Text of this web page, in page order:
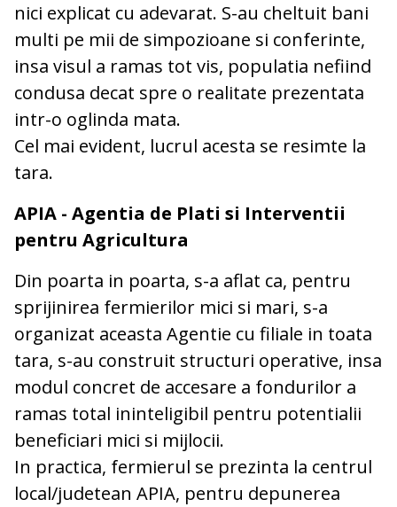
nici explicat cu adevarat. S-au cheltuit bani
multi pe mii de simpozioane si conferinte,
insa visul a ramas tot vis, populatia nefiind
condusa decat spre o realitate prezentata
intr-o oglinda mata.
Cel mai evident, lucrul acesta se resimte la
tara.
APIA - Agentia de Plati si Interventii
pentru Agricultura
Din poarta in poarta, s-a aflat ca, pentru
sprijinirea fermierilor mici si mari, s-a
organizat aceasta Agentie cu filiale in toata
tara, s-au construit structuri operative, insa
modul concret de accesare a fondurilor a
ramas total ininteligibil pentru potentialii
beneficiari mici si mijlocii.
In practica, fermierul se prezinta la centrul
local/judetean APIA, pentru depunerea